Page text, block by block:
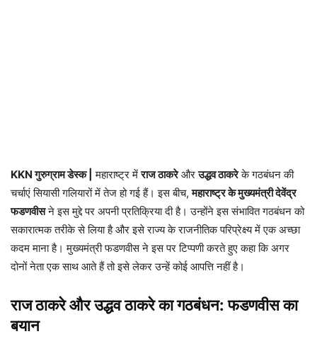
KKN गुरुग्राम डेस्क | महाराष्ट्र मेंराज ठाकरेऔरउद्धव ठाकरेके गठबंधन की
चर्चाएं सियासी गलियारों में तेज हो गई हैं। इस बीच,महाराष्ट्र के मुख्यमंत्री देवेंद्र
फडणवीसने इस मुद्दे पर अपनी प्रतिक्रिया दी है। उन्होंने इस संभावित गठबंधन को
सकारात्मक तरीके से लिया है और इसे राज्य के राजनीतिक परिप्रेक्ष्य में एक अच्छा
कदम माना है। मुख्यमंत्री फडणवीस ने इस पर टिप्पणी करते हुए कहा कि अगर
दोनों नेता एक साथ आते हैं तो इसे लेकर उन्हें कोई आपत्ति नहीं है।
राज ठाकरे और उद्धव ठाकरे का गठबंधन: फडणवीस का
बयान